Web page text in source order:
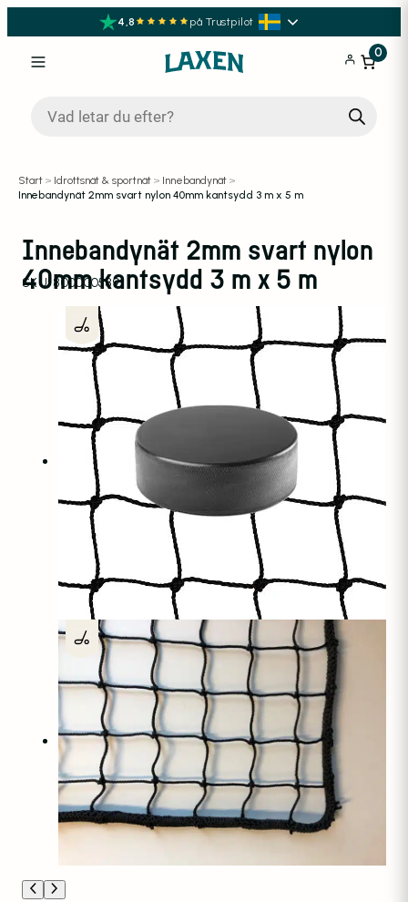
4,8 på Trustpilot
0
Start > Idrottsnät & sportnät > Innebandynät >
Innebandynät 2mm svart nylon 40mm kantsydd 3 m x 5 m
Innebandynät 2mm svart nylon
40mm kantsydd 3 m x 5 m
SKU: 800000589